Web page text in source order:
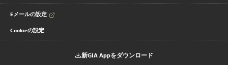
Eメールの設定
Cookieの設定
新GIA Appをダウンロード